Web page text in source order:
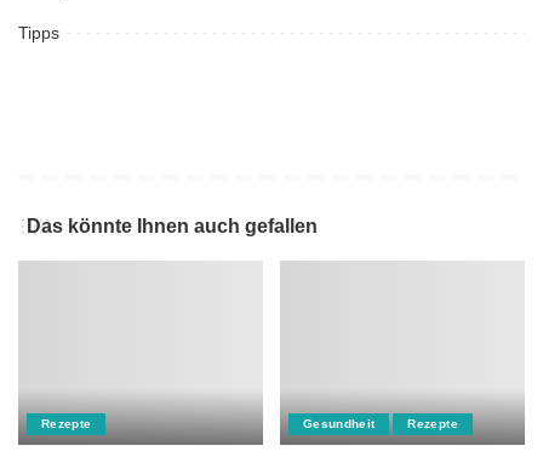
Tipps
Das könnte Ihnen auch gefallen
Rezepte Gesundheit Rezepte